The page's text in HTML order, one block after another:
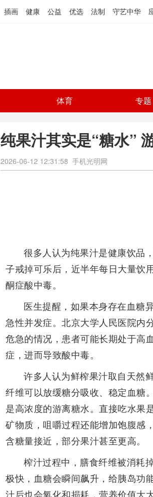
插画 健康 公益 优选 法制 守艺中华
体育 专题
纯果汁其实是“糖水”
2026-06-12 12:31:58 手机光明网
很多人认为纯果汁是健康饮品
子戒掉可乐后，近半年每日大量饮
酮症酸中毒。
医生提醒，如果本身存在血糖
急性并发症。北京大学人民医院内
危急的情况，患者可能长期处于高
症，进而导致酸中毒。
许多人认为鲜榨果汁取自天然
纤维可以放缓糖分吸收、稳定血糖
是高浓度的游离糖水。直接吃水果
矿物质，咀嚼过程还能增加饱腹感
含糖量接近，部分果汁甚至更高。
榨汁过程中，膳食纤维被消耗
极快，血糖会瞬间飙升，给胰岛功
汁后也会氧化和损耗，营养价值大